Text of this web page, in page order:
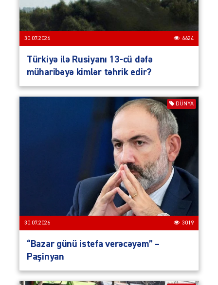
30.07.2026 6624
Türkiyə ilə Rusiyanı 13-cü dəfə
müharibəyə kimlər təhrik edir?
DÜNYA
30.07.2026 3019
“Bazar günü istefa verəcəyəm” –
Paşinyan